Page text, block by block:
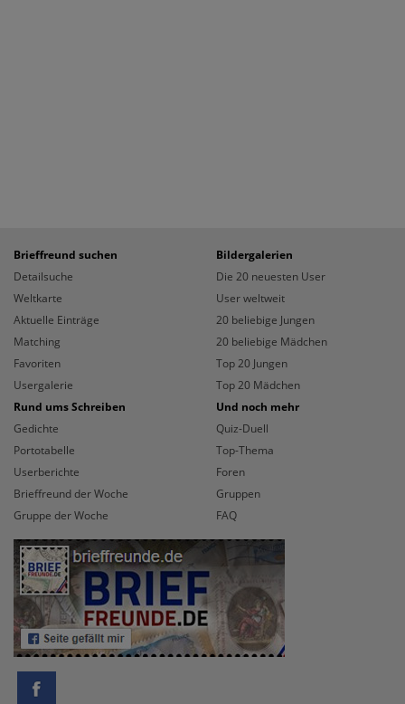
Brieffreund suchen
Detailsuche
Weltkarte
Aktuelle Einträge
Matching
Favoriten
Usergalerie
Bildergalerien
Die 20 neuesten User
User weltweit
20 beliebige Jungen
20 beliebige Mädchen
Top 20 Jungen
Top 20 Mädchen
Rund ums Schreiben
Gedichte
Portotabelle
Userberichte
Brieffreund der Woche
Gruppe der Woche
Und noch mehr
Quiz-Duell
Top-Thema
Foren
Gruppen
FAQ